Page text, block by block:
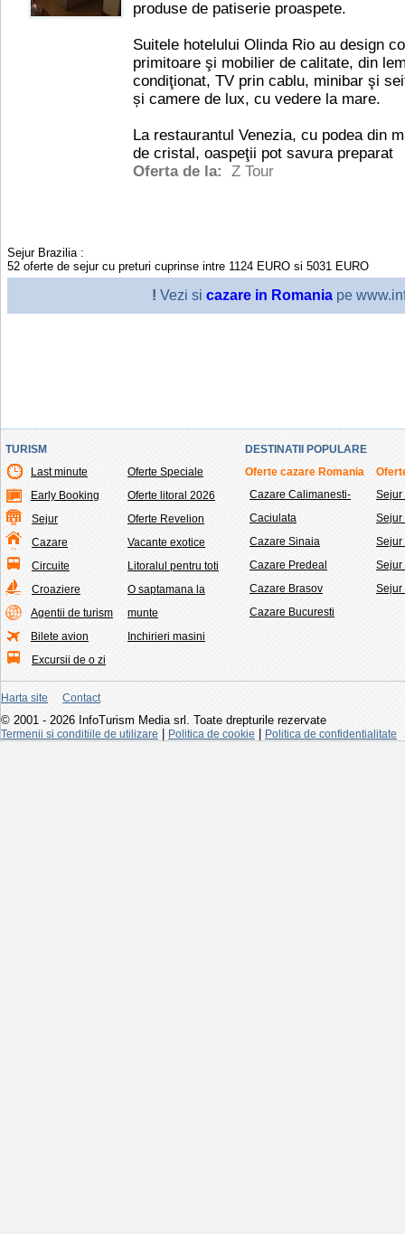
produse de patiserie proaspete.
Suitele hotelului Olinda Rio au design
primitoare şi mobilier de calitate, din
condiţionat, TV prin cablu, minibar şi
și camere de lux, cu vedere la mare.
La restaurantul Venezia, cu podea din
de cristal, oaspeţii pot savura preparat
Oferta de la:
Z Tour
Sejur Brazilia :
52 oferte de sejur cu preturi cuprinse intre 1124 EURO si 5031 EURO
! Vezi si cazare in Romania pe
TURISM
Last minute
Early Booking
Sejur
Cazare
Circuite
Croaziere
Agentii de turism
Bilete avion
Excursii de o zi
Oferte Speciale
Oferte litoral 2026
Oferte Revelion
Vacante exotice
Litoralul pentru toti
O saptamana la
munte
Inchirieri masini
DESTINATII POPULARE
Oferte cazare Romania
Cazare Calimanesti-
Caciulata
Cazare Sinaia
Cazare Predeal
Cazare Brasov
Cazare Bucuresti
Sejur
Sejur
Sejur
Sejur
Sejur
Harta site Contact
© 2001 - 2026 InfoTurism Media srl. Toate drepturile rezervate
Termenii si conditiile de utilizare Politica de cookie Politica de confidentialitate